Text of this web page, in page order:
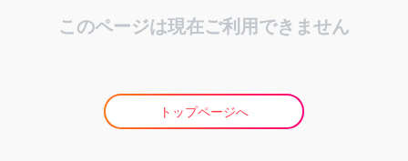
このページは現在ご利用できません